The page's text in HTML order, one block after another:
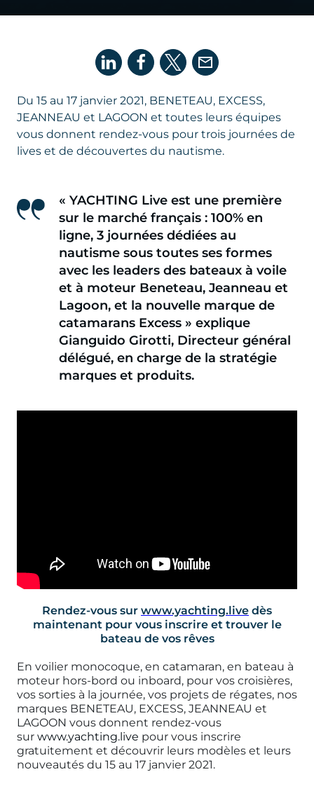
Du 15 au 17 janvier 2021, BENETEAU, EXCESS,
JEANNEAU et LAGOON et toutes leurs équipes
vous donnent rendez-vous pour trois journées de
lives et de découvertes du nautisme.
« YACHTING Live est une première
sur le marché français : 100% en
ligne, 3 journées dédiées au
nautisme sous toutes ses formes
avec les leaders des bateaux à voile
et à moteur Beneteau, Jeanneau et
Lagoon, et la nouvelle marque de
catamarans Excess » explique
Gianguido Girotti, Directeur général
délégué, en charge de la stratégie
marques et produits.
Rendez-vous sur www.yachting.live dès
maintenant pour vous inscrire et trouver le
bateau de vos rêves
En voilier monocoque, en catamaran, en bateau à
moteur hors-bord ou inboard, pour vos croisières,
vos sorties à la journée, vos projets de régates, nos
marques BENETEAU, EXCESS, JEANNEAU et
LAGOON vous donnent rendez-vous
sur www.yachting.live pour vous inscrire
gratuitement et découvrir leurs modèles et leurs
nouveautés du 15 au 17 janvier 2021.